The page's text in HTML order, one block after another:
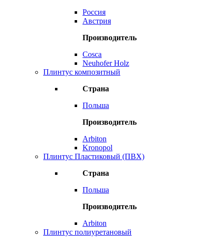
Россия
Австрия
Производитель
Cosca
Neuhofer Holz
Плинтус композитный
Страна
Польша
Производитель
Arbiton
Kronopol
Плинтус Пластиковый (ПВХ)
Страна
Польша
Производитель
Arbiton
Плинтус полиуретановый